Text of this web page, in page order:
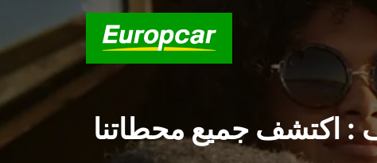
: اكتشف جميع محطاتنا